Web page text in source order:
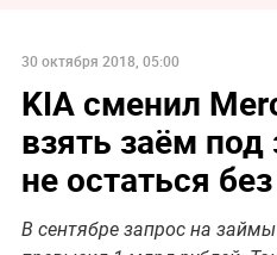
30 октября 2018, 05:00
KIA сменил
взять заём под
не остаться
В сентябре запрос на